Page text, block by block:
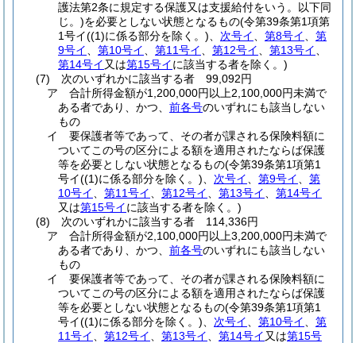
護法第2条に規定する保護又は支援給付をいう。以下同
じ。)を必要としない状態となるもの(令第39条第1項第
1号イ((1)に係る部分を除く。) 次号イ 第8号イ
第
9号イ
第10号イ 第11号イ 第12号イ 第13号イ
第14号イ 又は第15号イに該当する者を除く。)
(7)
次のいずれかに該当する者 99,092円
ア
合計所得金額が1,200,000円以上2,100,000円未満で
ある者であり、かつ、 前各号のいずれにも該当しない
もの
イ
要保護者等であって、その者が課される保険料額に
ついてこの号の区分による額を適用されたならば保護
等を必要としない状態となるもの(令第39条第1項第1
号イ((1)に係る部分を除く。) 次号イ 第9号イ
第
10号イ
第11号イ 第12号イ 第13号イ
第14号イ
又は第15号イに該当する者を除く。)
(8)
次のいずれかに該当する者 114,336円
ア
合計所得金額が2,100,000円以上3,200,000円未満で
ある者であり、かつ、 前各号のいずれにも該当しない
もの
イ
要保護者等であって、その者が課される保険料額に
ついてこの号の区分による額を適用されたならば保護
等を必要としない状態となるもの(令第39条第1項第1
号イ((1)に係る部分を除く。) 次号イ 第10号イ
第
11号イ
第12号イ 第13号イ 第14号イ 又は第15号